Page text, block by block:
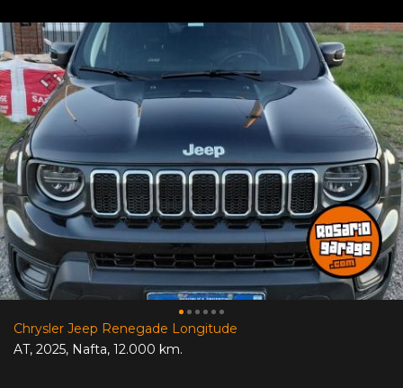
Chrysler Jeep Renegade Longitude
AT, 2025, Nafta, 12.000 km.